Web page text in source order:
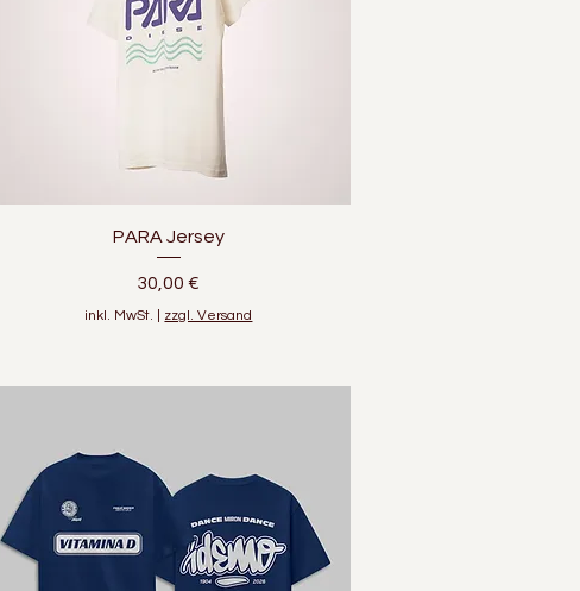
Schnellansicht
PARA Jersey
Preis
30,00 €
inkl. MwSt. zzgl. Versand